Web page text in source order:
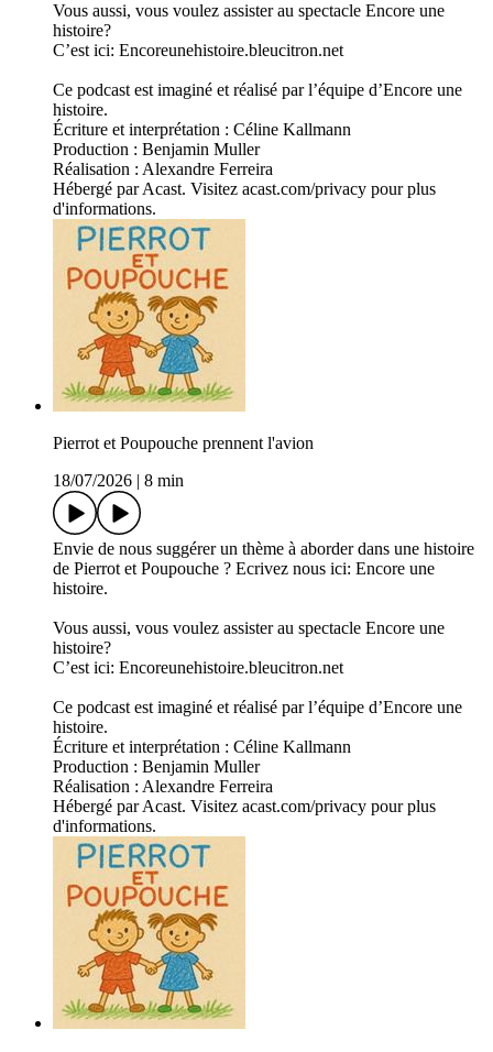
Vous aussi, vous voulez assister au spectacle Encore une
histoire?
C’est ici: Encoreunehistoire.bleucitron.net
Ce podcast est imaginé et réalisé par l’équipe d’Encore une
histoire.
Écriture et interprétation : Céline Kallmann
Production : Benjamin Muller
Réalisation : Alexandre Ferreira
Hébergé par Acast. Visitez acast.com/privacy pour plus
d'informations.
Pierrot et Poupouche prennent l'avion
18/07/2026
8 min
Envie de nous suggérer un thème à aborder dans une histoire
de Pierrot et Poupouche ? Ecrivez nous ici: Encore une
histoire.
Vous aussi, vous voulez assister au spectacle Encore une
histoire?
C’est ici: Encoreunehistoire.bleucitron.net
Ce podcast est imaginé et réalisé par l’équipe d’Encore une
histoire.
Écriture et interprétation : Céline Kallmann
Production : Benjamin Muller
Réalisation : Alexandre Ferreira
Hébergé par Acast. Visitez acast.com/privacy pour plus
d'informations.